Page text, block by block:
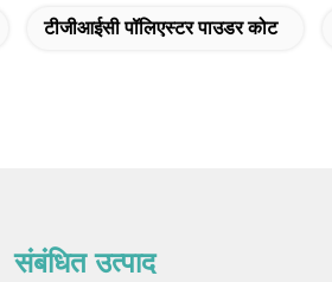
टीजीआईसी पॉलिएस्टर पाउडर कोट
संबंधित उत्पाद